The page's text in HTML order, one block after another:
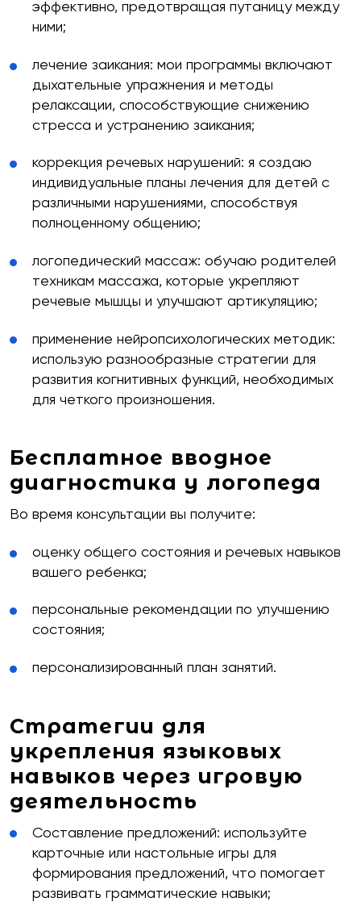
эффективно, предотвращая путаницу между
ними;
лечение заикания: мои программы включают
дыхательные упражнения и методы
релаксации, способствующие снижению
стресса и устранению заикания;
коррекция речевых нарушений: я создаю
индивидуальные планы лечения для детей с
различными нарушениями, способствуя
полноценному общению;
логопедический массаж: обучаю родителей
техникам массажа, которые укрепляют
речевые мышцы и улучшают артикуляцию;
применение нейропсихологических методик:
использую разнообразные стратегии для
развития когнитивных функций, необходимых
для четкого произношения.
Бесплатное вводное
диагностика у логопеда
Во время консультации вы получите:
оценку общего состояния и речевых навыков
вашего ребенка;
персональные рекомендации по улучшению
состояния;
персонализированный план занятий.
Стратегии для
укрепления языковых
навыков через игровую
деятельность
Составление предложений: используйте
карточные или настольные игры для
формирования предложений, что помогает
развивать грамматические навыки;
Какие мессенджеры есть у вас на этом номере
тел.?
Telegram WhatsApp
Оставить заявку